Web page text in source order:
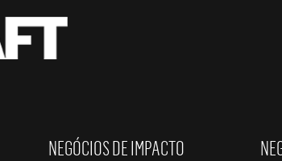
NEGÓCIOS DE IMPACTO